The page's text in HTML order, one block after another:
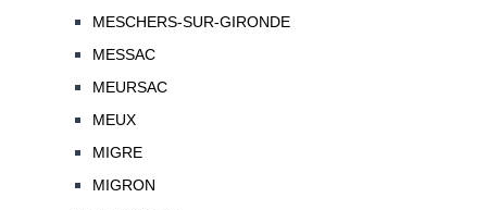
MESCHERS-SUR-GIRONDE
MESSAC
MEURSAC
MEUX
MIGRE
MIGRON